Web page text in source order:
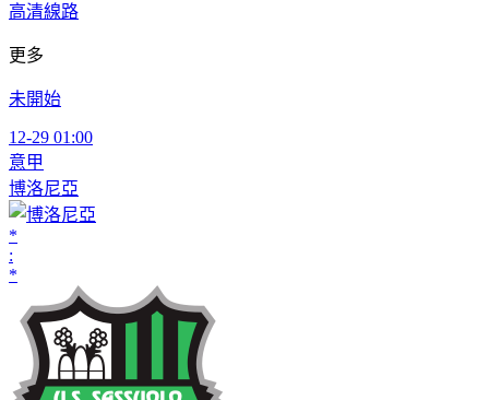
高清線路
更多
未開始
12-29 01:00
意甲
博洛尼亞
*
:
*